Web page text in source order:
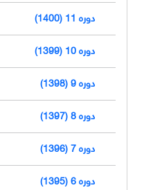
دوره 11 (1400)
دوره 10 (1399)
دوره 9 (1398)
دوره 8 (1397)
دوره 7 (1396)
دوره 6 (1395)